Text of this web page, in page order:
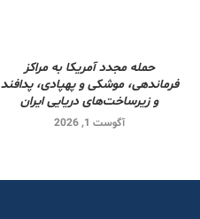
حمله مجدد آمریکا به مراکز
فرماندهی، موشکی و پهپادی، پدافند
و زیرساخت‌های دریایی ایران
آگوست 1, 2026